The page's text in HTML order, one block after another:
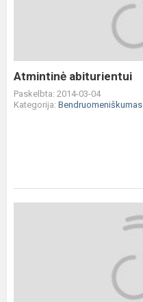
Atmintinė abiturientui
Paskelbta: 2014-03-04
Kategorija: Bendruomeniškumas